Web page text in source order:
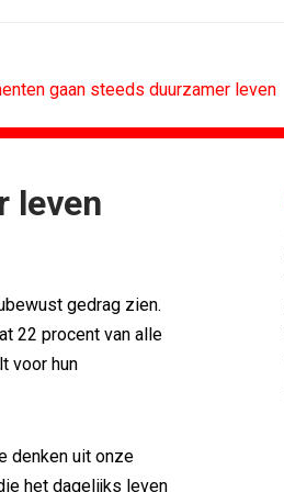
gaan steeds duurzamer leven
leven
gedrag zien.
22 procent van alle
voor hun
denken uit onze
het dagelijks leven
ONLINE MARKETING
Direct ‘kaapt’...
zet antidiefstal centraal
zet AI-presentator in voor...